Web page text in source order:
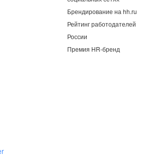
Брендирование на hh.ru
Рейтинг работодателей
России
Премия HR-бренд